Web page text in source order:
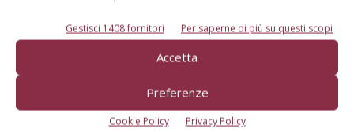
Gestisci 1408 fornitori Per saperne di più su questi scopi
Accetta
Preferenze
Cookie Policy Privacy Policy